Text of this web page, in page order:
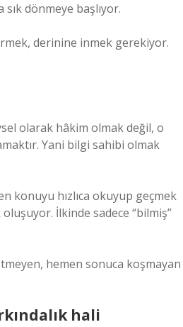
dönmeye başlıyor.
derinine inmek gerekiyor.
olarak hâkim olmak değil, o
Yani bilgi sahibi olmak
konuyu hızlıca okuyup geçmek
İlkinde sadece “bilmiş”
hemen sonuca koşmayan
hali